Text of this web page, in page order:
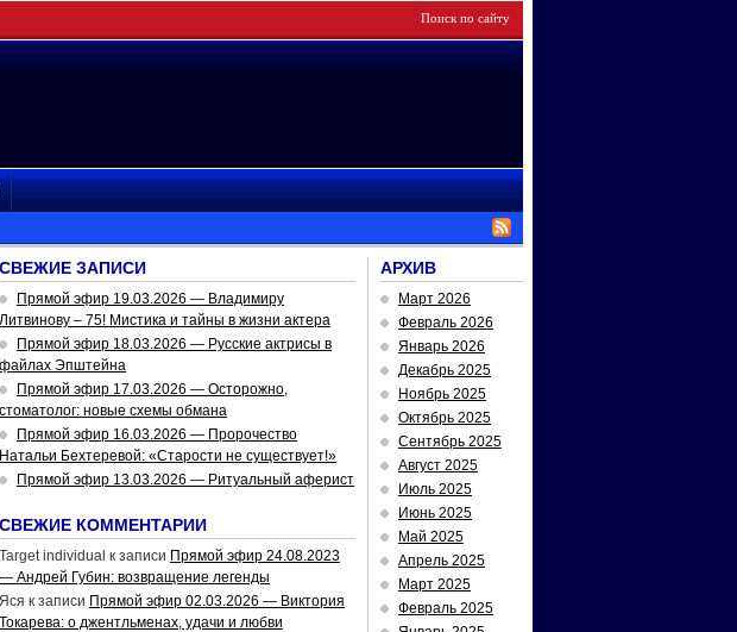
СВЕЖИЕ ЗАПИСИ
Прямой эфир 19.03.2026 — Владимиру
Литвинову – 75! Мистика и тайны в жизни актера
Прямой эфир 18.03.2026 — Русские актрисы в
файлах Эпштейна
Прямой эфир 17.03.2026 — Осторожно,
стоматолог: новые схемы обмана
Прямой эфир 16.03.2026 — Пророчество
Натальи Бехтеревой: «Старости не существует!»
Прямой эфир 13.03.2026 — Ритуальный аферист
СВЕЖИЕ КОММЕНТАРИИ
Target individual к записи Прямой эфир 24.08.2023
— Андрей Губин: возвращение легенды
Яся к записи Прямой эфир 02.03.2026 — Виктория
Токарева: о джентльменах, удачи и любви
АРХИВ
Март 2026
Февраль 2026
Январь 2026
Декабрь 2025
Ноябрь 2025
Октябрь 2025
Сентябрь 2025
Август 2025
Июль 2025
Июнь 2025
Май 2025
Апрель 2025
Март 2025
Февраль 2025